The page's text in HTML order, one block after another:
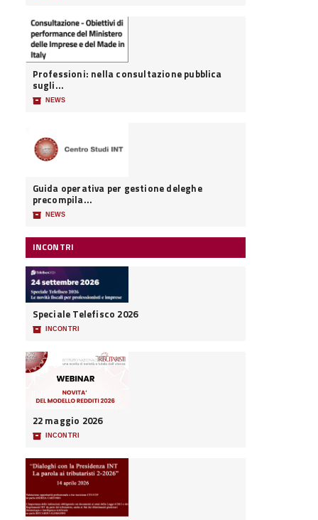
Professioni: nella consultazione pubblica
sugli...
📦 NEWS
Guida operativa per gestione deleghe
precompila...
📦 NEWS
INCONTRI
Speciale Telefisco 2026
📦 INCONTRI
22 maggio 2026
📦 INCONTRI